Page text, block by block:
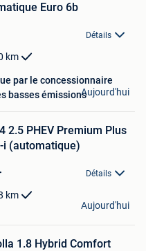
Euro 6b
Détails
km
par le concessionnaire
basses émissionsAujourd'hui
2.5 PHEV Premium Plus
i (automatique)
Détails
km
Aujourd'hui
1.8 Hybrid Comfort